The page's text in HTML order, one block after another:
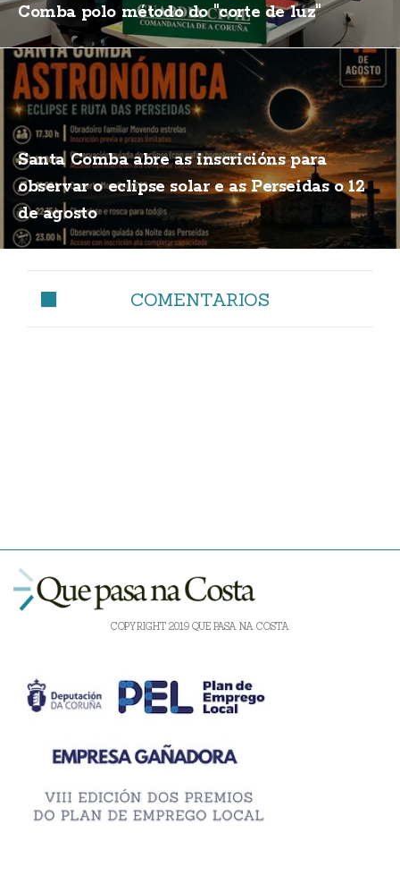
Comba polo método do "corte de luz"
Santa Comba abre as inscricións para
observar o eclipse solar e as Perseidas o 12
de agosto
COMENTARIOS
COPYRIGHT 2019 QUE PASA NA COSTA